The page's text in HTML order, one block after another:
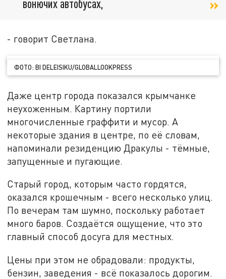
вонючих автобусах,
- говорит Светлана.
ФОТО: BI DELEISIKU/GLOBALLOOKPRESS
Даже центр города показался крымчанке
неухоженным. Картину портили
многочисленные граффити и мусор. А
некоторые здания в центре, по её словам,
напоминали резиденцию Дракулы - тёмные,
запущенные и пугающие.
Старый город, которым часто гордятся,
оказался крошечным - всего несколько улиц.
По вечерам там шумно, поскольку работает
много баров. Создаётся ощущение, что это
главный способ досуга для местных.
Цены при этом не обрадовали: продукты,
бензин, заведения - всё показалось дорогим.